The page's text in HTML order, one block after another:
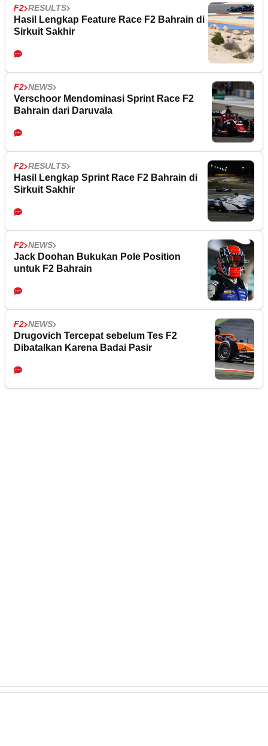
F2 RESULTS
Hasil Lengkap Feature Race F2 Bahrain di
Sirkuit Sakhir
F2 NEWS
Verschoor Mendominasi Sprint Race F2
Bahrain dari Daruvala
F2 RESULTS
Hasil Lengkap Sprint Race F2 Bahrain di
Sirkuit Sakhir
F2 NEWS
Jack Doohan Bukukan Pole Position
untuk F2 Bahrain
F2 NEWS
Drugovich Tercepat sebelum Tes F2
Dibatalkan Karena Badai Pasir